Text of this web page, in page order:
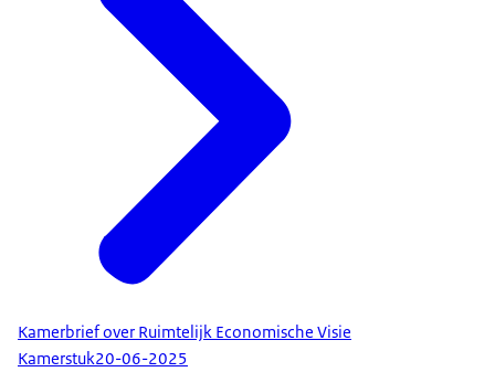
Kamerbrief over Ruimtelijk Economische Visie
Kamerstuk20-06-2025